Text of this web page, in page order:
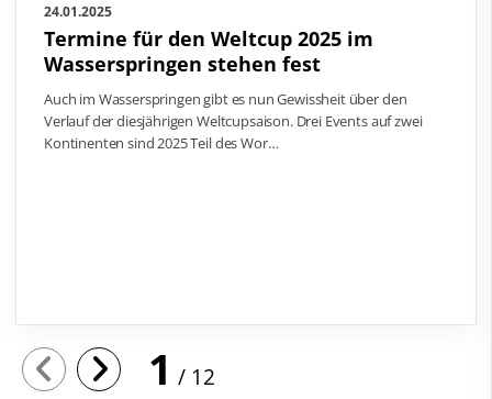
24.01.2025
Termine für den Weltcup 2025 im
Wasserspringen stehen fest
Auch im Wasserspringen gibt es nun Gewissheit über den
Verlauf der diesjährigen Weltcupsaison. Drei Events auf zwei
Kontinenten sind 2025 Teil des Wor…
1 12